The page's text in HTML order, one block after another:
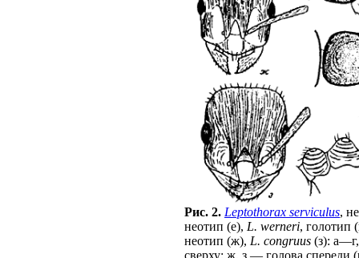
Рис. 2. Leptothorax serviculus,
неотип (е), L. werneri, голотип
неотип (ж), L. congruus (з):
сверху; ж, з — голова спереди